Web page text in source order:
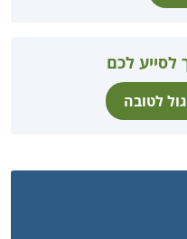
לסייע לכם
לטובה